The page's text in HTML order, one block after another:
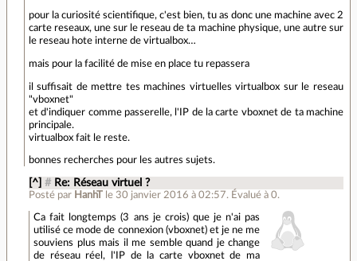
pour la curiosité scientifique, c'est bien, tu as donc une machine avec 2
carte reseaux, une sur le reseau de ta machine physique, une autre sur
le reseau hote interne de virtualbox…
mais pour la facilité de mise en place tu repassera
il suffisait de mettre tes machines virtuelles virtualbox sur le reseau
"vboxnet"
et d'indiquer comme passerelle, l'IP de la carte vboxnet de ta machine
principale.
virtualbox fait le reste.
bonnes recherches pour les autres sujets.
[^] # Re: Réseau virtuel ?
Posté par HanhT le 30 janvier 2016 à 02:57. Évalué à0.
Ca fait longtemps (3 ans je crois) que je n'ai pas
utilisé ce mode de connexion (vboxnet) et je ne me
souviens plus mais il me semble quand je change
de réseau réel, l'IP de la carte vboxnet de ma